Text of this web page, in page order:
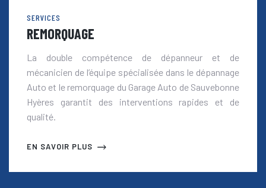
SERVICES
REMORQUAGE
La double compétence de dépanneur et de
mécanicien de l’équipe spécialisée dans le dépannage
Auto et le remorquage du Garage Auto de Sauvebonne
Hyères garantit des interventions rapides et de
qualité.
EN SAVOIR PLUS